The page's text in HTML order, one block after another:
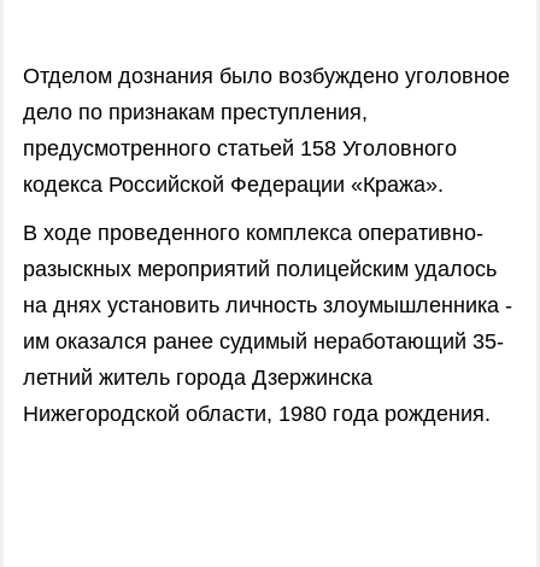
Отделом дознания было возбуждено уголовное
дело по признакам преступления,
предусмотренного статьей 158 Уголовного
кодекса Российской Федерации «Кража».
В ходе проведенного комплекса оперативно-
разыскных мероприятий полицейским удалось
на днях установить личность злоумышленника -
им оказался ранее судимый неработающий 35-
летний житель города Дзержинска
Нижегородской области, 1980 года рождения.